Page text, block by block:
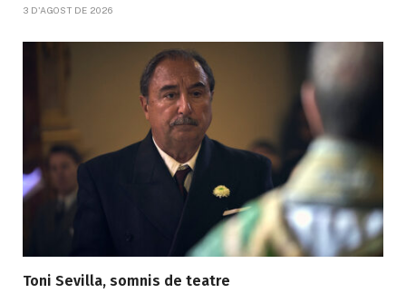
3 D'AGOST DE 2026
Toni Sevilla, somnis de teatre